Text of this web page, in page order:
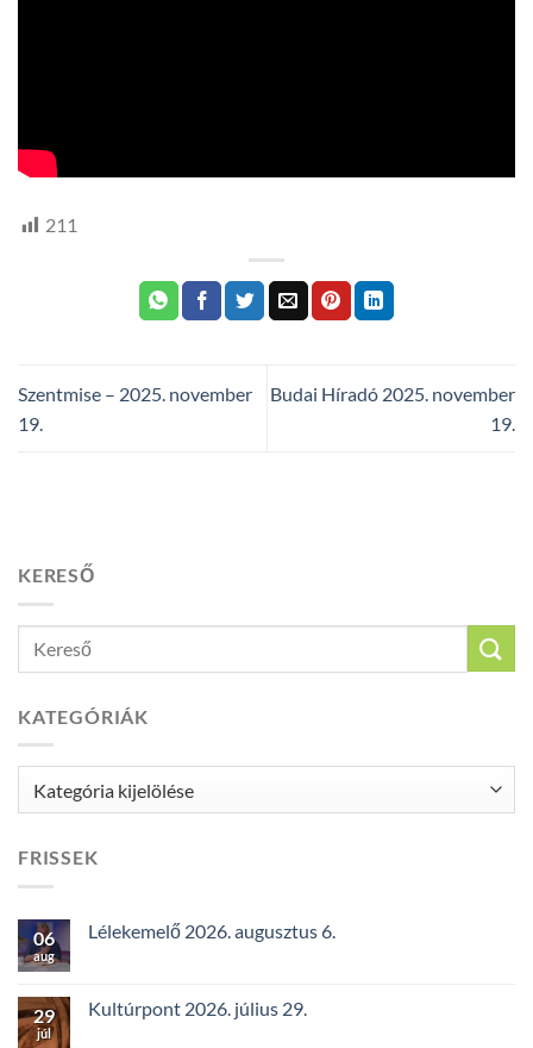
211
Szentmise – 2025. november
19.
Budai Híradó 2025. november
19.
KERESŐ
KATEGÓRIÁK
FRISSEK
06
aug
Lélekemelő 2026. augusztus 6.
29
júl
Kultúrpont 2026. július 29.